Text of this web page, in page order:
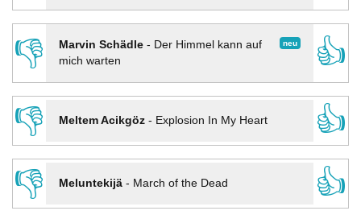
👎 neu
Marvin Schädle- Der Himmel kann auf
mich warten
👍
👎
Meltem Acikgöz- Explosion In My Heart
👍
👎
Meluntekijä- March of the Dead
👍